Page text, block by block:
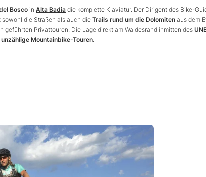
Bosco in Alta Badia die komplette Klaviatur. Der Dirigent des Bike-
sowohl die Straßen als auch die Trails rund um die Dolomiten aus dem
Privattouren. Die Lage direkt am Waldesrand inmitten des
unzählige Mountainbike-Touren